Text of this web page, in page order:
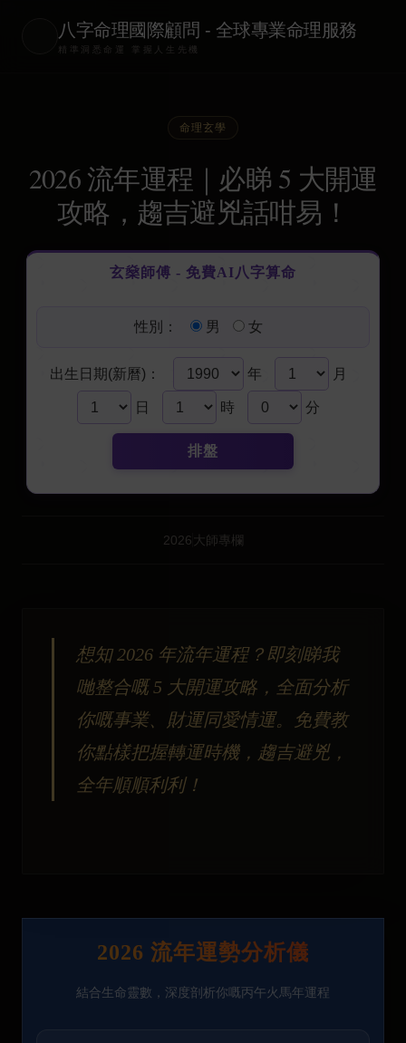
八字命理國際顧問 - 全球專業命理服務
精準洞悉命運 掌握人生先機
命理玄學
2026 流年運程｜必睇 5 大開運
攻略，趨吉避兇話咁易！
玄燊師傅 - 免費AI八字算命
性別： 男 女
出生日期(新曆)： 年 月
日 時 分
排盤
2026 大師專欄
想知 2026 年流年運程？即刻睇我
哋整合嘅 5 大開運攻略，全面分析
你嘅事業、財運同愛情運。免費教
你點樣把握轉運時機，趨吉避兇，
全年順順利利！
2026 流年運勢分析儀
結合生命靈數，深度剖析你嘅丙午火馬年運程